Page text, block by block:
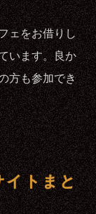
ェをお借りし
います。良か
方も参加でき
イトまと